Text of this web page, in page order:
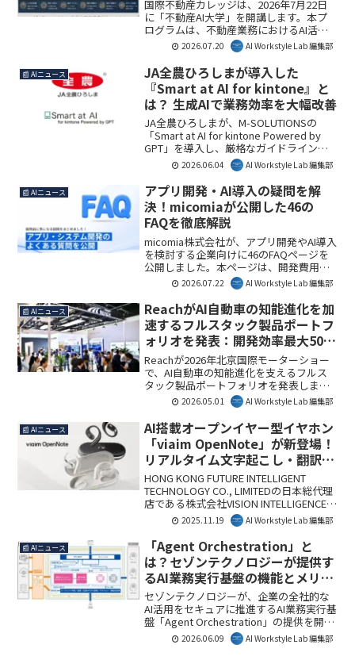
国際不動産カレッジは、2026年7月22日
に「不動産AI大学」を開講します。本プ
ログラムは、不動産業務におけるAI活用
を実践的に学び、AI時代のプロフェッシ
ョナルを育成。修了者には「GREC認定 不
動産AIマイスター資格」が認定されま
す。AI Workstyle Lab編集部としては、不
動産業界のDXを加速させる重要な一歩と
見ています。
2026.07.20 AI Workstyle Lab 編集部
📰 AIニュース
JA全農ひろしまが導入した
『Smart at AI for kintone』と
は？ 生成AIで業務効率を大幅改善
JA全農ひろしまが、M-SOLUTIONSの
「Smart at AI for kintone Powered by
GPT」を導入し、厳格なガイドラインの
もとで全国初の生成AI業務利用承認を獲
得しました。これにより、問い合わせ対
応の効率化と回答品質の標準化を実現。
本導入は、農業分野におけるAI活用の新
たな可能性を示唆しており、AI Workstyle
Lab編集部としても、その具体的な成果に
注目しています。
2026.06.04 AI Workstyle Lab 編集部
📰 AIニュース
アプリ開発・AI導入の疑問を解
決！micomiaが公開した46の
FAQを徹底解説
micomia株式会社が、アプリ開発やAI導入
を検討する企業向けに46のFAQページを
公開しました。本ページは、開発費用や
期間、技術選定といった発注前の疑問を
解消し、最適な開発方法を検討する上で
重要な情報を提供します。専門知識がな
い企業でも、AI導入やシステム開発を具
体的に検討できる貴重な情報源となるで
しょう。
2026.07.22 AI Workstyle Lab 編集部
📰 AIニュース
ReachがAI自動車の知能進化を加
速するフルスタック製品ポートフ
ォリオを発表：開発効率最大50%
向上、1,000万台実績のNeuSAR
OSで量産を加速
Reachが2026年北京国際モーターショー
で、AI自動車の知能進化を支えるフルス
タック製品ポートフォリオを発表しまし
た。NeuSAR OSによる開発効率最大50%
向上や1,000万台以上の量産実績を基盤
に、ユーザーの意図を理解し先回りする
次世代モビリティの実現を目指します。
2026.05.01 AI Workstyle Lab 編集部
📰 AIニュース
AI搭載オープンイヤー型イヤホン
「viaim OpenNote」が新登場！
リアルタイム文字起こし・翻訳・
要約・マインドマップ生成を一台
で実現
HONG KONG FUTURE INTELLIGENT
TECHNOLOGY CO., LIMITEDの日本総代理
店である株式会社VISION INTELLIGENCE
は、AI搭載オープンイヤー型イヤホン
「viaim OpenNote」を発表しました。本
製品は、リアルタイムでの文字起こし、
翻訳、要約、マインドマップ生成など、
ビジネスシーンや日常でのコミュニケー
ションを革新する多機能AIイヤホンで
す。
2025.11.19 AI Workstyle Lab 編集部
📰 AIニュース
「Agent Orchestration」と
は？セゾンテクノロジーが提供す
るAI業務実行基盤の機能とメリッ
トを解説
セゾンテクノロジーが、企業の全社的な
AI活用をセキュアに推進するAI業務実行基
盤「Agent Orchestration」の提供を開始
しました。AIエージェントや生成AIモデル
の統合運用管理とガバナンスを強化し、
2026.06.09 AI Workstyle Lab 編集部